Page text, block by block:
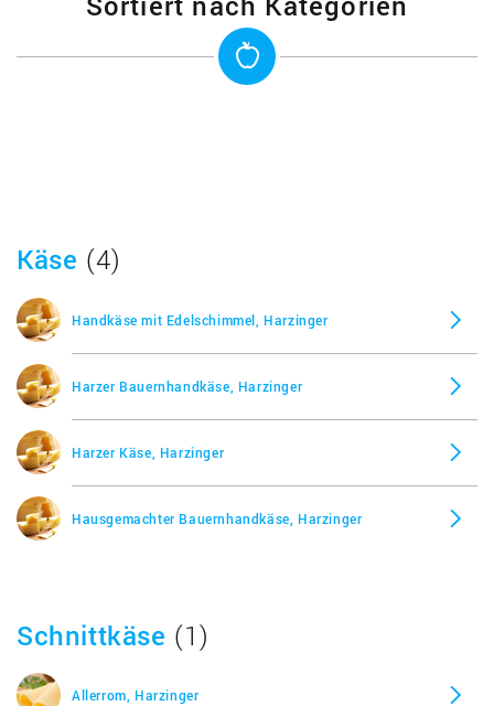
Käse (4)
Handkäse mit Edelschimmel, Harzinger
Harzer Bauernhandkäse, Harzinger
Harzer Käse, Harzinger
Hausgemachter Bauernhandkäse, Harzinger
Schnittkäse (1)
Allerrom, Harzinger